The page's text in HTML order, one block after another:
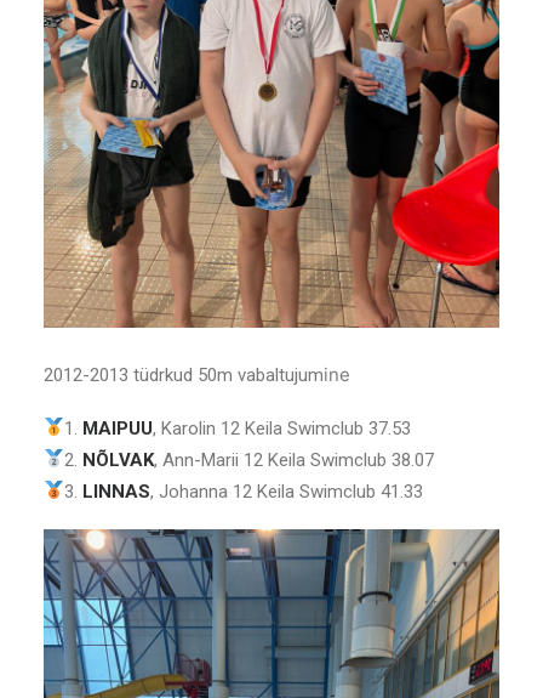
2012-2013 tüdrkud 50m vabaltujumine
1. MAIPUU, Karolin 12 Keila Swimclub 37.53
2. NÕLVAK, Ann-Marii 12 Keila Swimclub 38.07
3. LINNAS, Johanna 12 Keila Swimclub 41.33